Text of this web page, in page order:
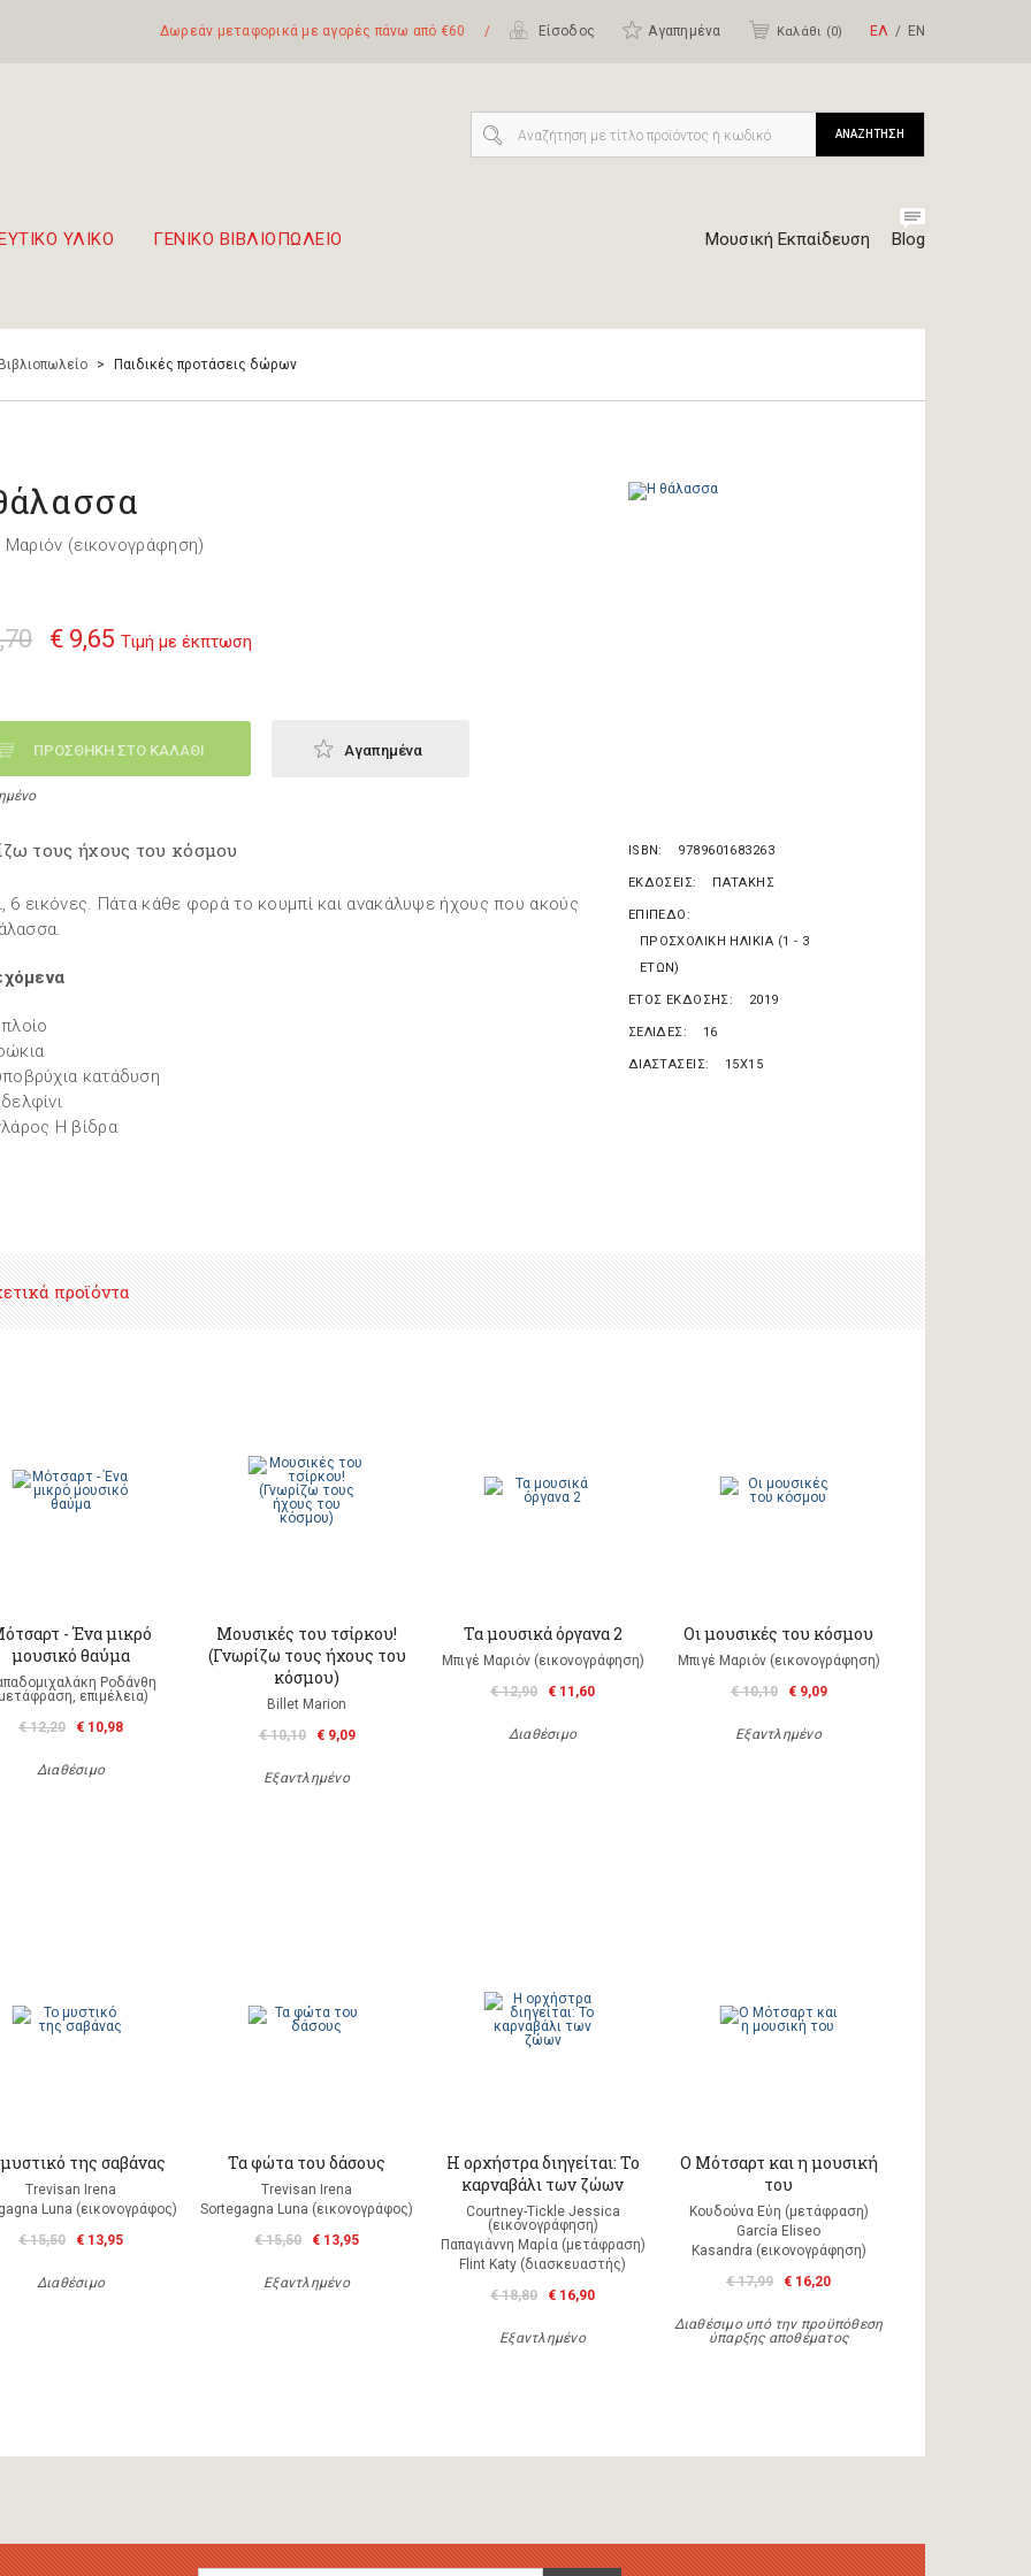
Δωρεάν μεταφορικά με αγορές πάνω από €60 / Είσοδος Αγαπημένα Καλάθι (0) ΕΛ ΕΝ
ΥΛΙΚΟ ΓΕΝΙΚΟ ΒΙΒΛΙΟΠΩΛΕΙΟ Μουσική Εκπαίδευση Blog
ΑΝΑΖΗΤΗΣΗ
> Παιδικές προτάσεις δώρων
Μαριόν (εικονογράφηση)
€ 9,65 Τιμή με έκπτωση
ΠΡΟΣΘΗΚΗ ΣΤΟ ΚΑΛΑΘΙ Αγαπημένα
τους ήχους του κόσμου
6 εικόνες. Πάτα κάθε φορά το κουμπί και ανακάλυψε ήχους που ακούς
κατάδυση
Η βίδρα
ISBN 9789601683263
ΕΚΔΟΣΕΙΣ ΠΑΤΑΚΗΣ
ΕΠΙΠΕΔΟ
ΠΡΟΣΧΟΛΙΚΗ ΗΛΙΚΙΑ (1 - 3
ΕΤΩΝ)
ΕΤΟΣ ΕΚΔΟΣΗΣ 2019
ΣΕΛΙΔΕΣ 16
ΔΙΑΣΤΑΣΕΙΣ 15X15
προϊόντα
- Ένα μικρό
μουσικό θαύμα
Ροδάνθη
επιμέλεια)
€ 12,20
€ 10,98
Διαθέσιμο
Μουσικές του τσίρκου!
(Γνωρίζω τους ήχους του
κόσμου)
Billet Marion
€ 10,10
€ 9,09
Εξαντλημένο
Τα μουσικά όργανα 2
Μπιγέ Μαριόν (εικονογράφηση)
€ 12,90
€ 11,60
Διαθέσιμο
Οι μουσικές του κόσμου
Μπιγέ Μαριόν (εικονογράφηση)
€ 10,10
€ 9,09
Εξαντλημένο
της σαβάνας
Trevisan Irena
Luna (εικονογράφος)
€ 15,50
€ 13,95
Διαθέσιμο
Τα φώτα του δάσους
Trevisan Irena
Sortegagna Luna (εικονογράφος)
€ 15,50
€ 13,95
Εξαντλημένο
Η ορχήστρα διηγείται: Το
καρναβάλι των ζώων
Courtney-Tickle Jessica
(εικονογράφηση)
Παπαγιάννη Μαρία (μετάφραση)
Flint Katy (διασκευαστής)
€ 18,80
€ 16,90
Εξαντλημένο
Ο Μότσαρτ και η μουσική
του
Κουδούνα Εύη (μετάφραση)
García Eliseo
Kasandra (εικονογράφηση)
€ 17,99
€ 16,20
Διαθέσιμο υπό την προϋπόθεση
ύπαρξης αποθέματος